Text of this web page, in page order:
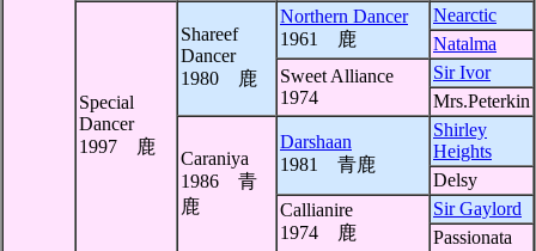
Special
Dancer
1997 鹿
Shareef
Dancer
1980 鹿
Northern Dancer
1961 鹿
Nearctic
Natalma
Sweet Alliance
1974
Sir Ivor
Mrs.Peterkin
Caraniya
1986 青
鹿
Darshaan
1981 青鹿
Shirley
Heights
Delsy
Callianire
1974 鹿
Sir Gaylord
Passionata